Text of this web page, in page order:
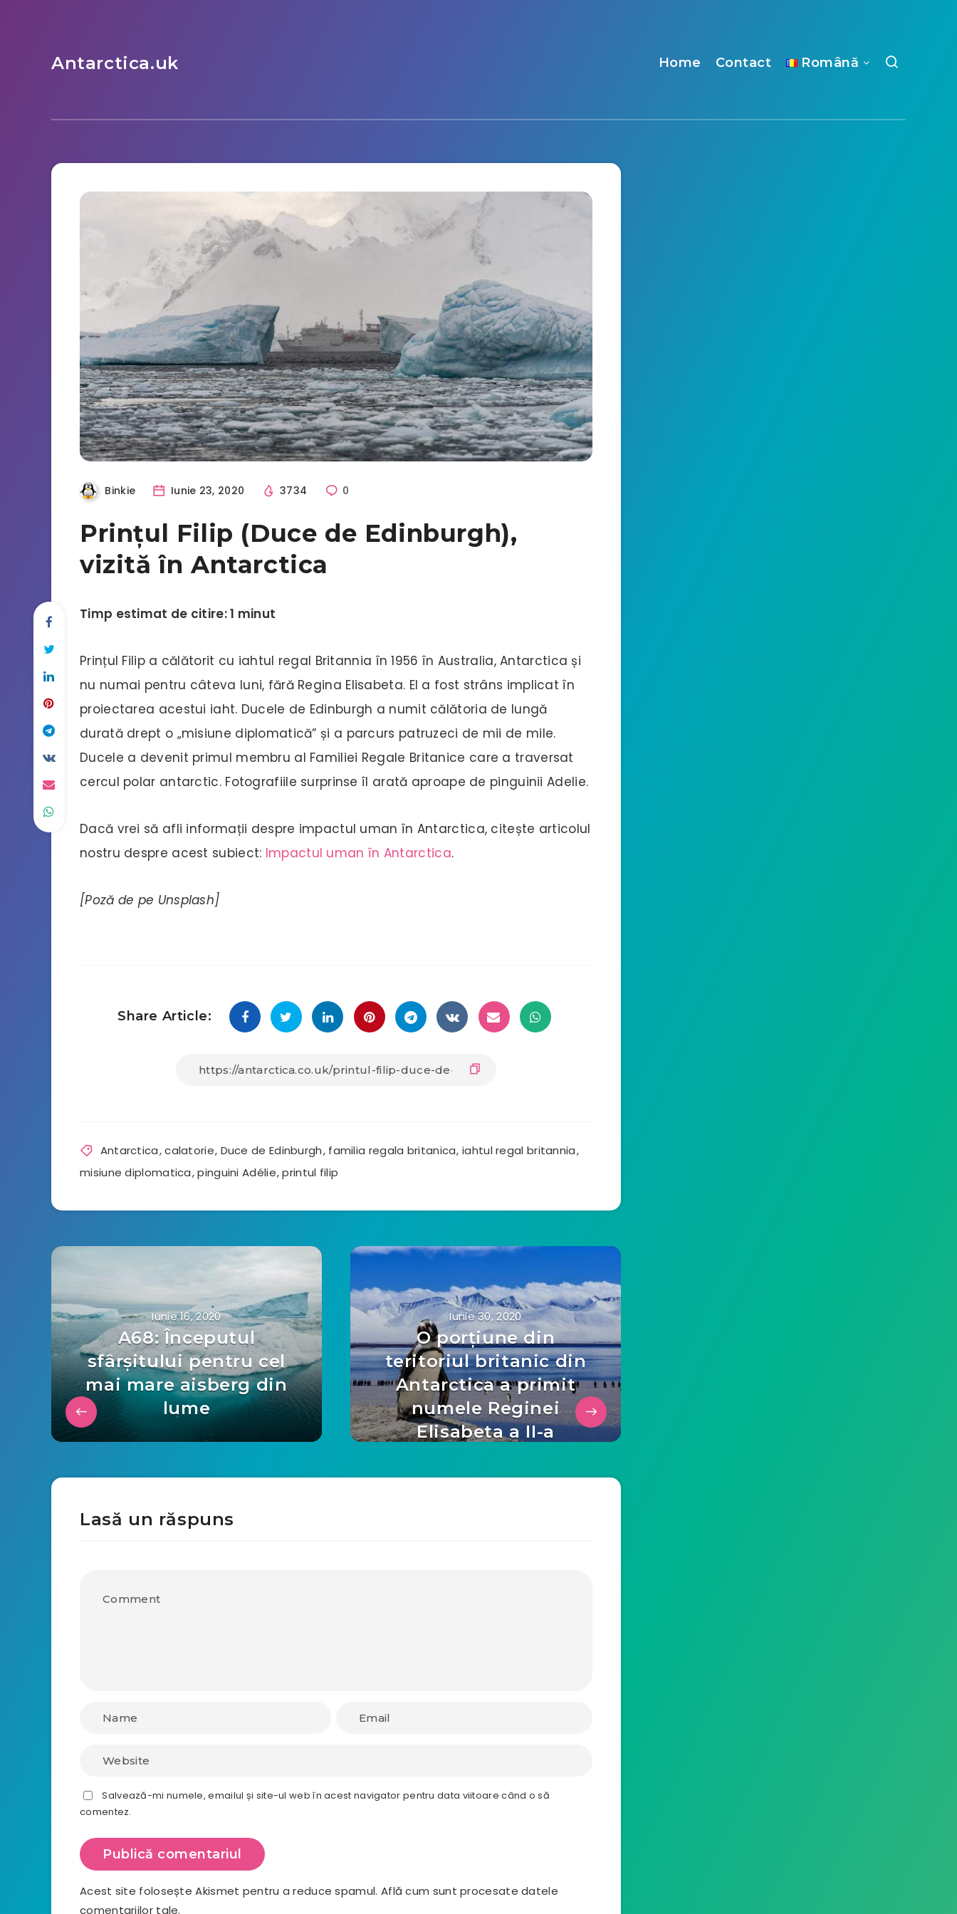
Antarctica.uk Home Contact Română
Binkie Iunie 23, 2020 3734 0
Prințul Filip (Duce de Edinburgh),
vizită în Antarctica
Timp estimat de citire: 1 minut
Prințul Filip a călătorit cu iahtul regal Britannia în 1956 în Australia, Antarctica și
nu numai pentru câteva luni, fără Regina Elisabeta. El a fost strâns implicat în
proiectarea acestui iaht. Ducele de Edinburgh a numit călătoria de lungă
durată drept o „misiune diplomatică” și a parcurs patruzeci de mii de mile.
Ducele a devenit primul membru al Familiei Regale Britanice care a traversat
cercul polar antarctic. Fotografiile surprinse îl arată aproape de pinguinii Adelie.
Dacă vrei să afli informații despre impactul uman în Antarctica, citește articolul
nostru despre acest subiect: Impactul uman în Antarctica.
[Poză de pe Unsplash]
Share Article:
Antarctica,calatorie, Duce de Edinburgh, familia regala britanica,iahtul regal britannia,
misiune diplomatica,pinguini Adélie,printul filip
Iunie 16, 2020
A68: Începutul
sfârșitului pentru cel
mai mare aisberg din
lume
Iunie 30, 2020
O porțiune din
teritoriul britanic din
Antarctica a primit
numele Reginei
Elisabeta a II-a
Lasă un răspuns
Salvează-mi numele, emailul și site-ul web în acest navigator pentru data viitoare când o să
comentez.
Acest site folosește Akismet pentru a reduce spamul. Află cum sunt procesate datele
comentariilor tale.